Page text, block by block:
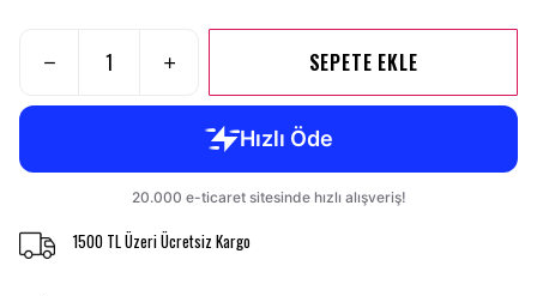
SEPETE EKLE
1500 TL Üzeri Ücretsiz Kargo